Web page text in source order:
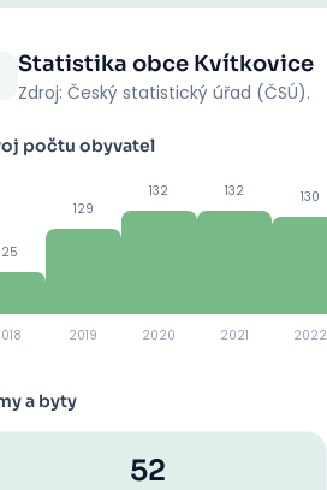
Statistika obce Kvítkovice
Zdroj: Český statistický úřad (ČSÚ).
počtu obyvatel
129
2019
132
2020
132
2021
130
2022
a byty
52